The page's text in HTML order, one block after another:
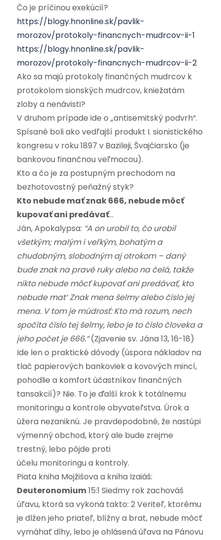
Čo je príčinou exekúcií?
https://blogy.hnonline.sk/pavlik-
morozov/protokoly-financnych-mudrcov-ii-1
https://blogy.hnonline.sk/pavlik-
morozov/protokoly-financnych-mudrcov-ii-2
Ako sa majú protokoly finančných mudrcov k
protokolom sionských mudrcov, kniežatám
zloby a nenávisti?
V druhom prípade ide o „antisemitský podvrh“.
Spísané boli ako vedľajší produkt I. sionistického
kongresu v roku 1897 v Bazileji, Švajčiarsko (je
bankovou finančnou veľmocou).
Kto a čo je za postupným prechodom na
bezhotovostný peňažný styk?
Kto nebude mať znak 666, nebude môcť
kupovať ani predávať…
Ján, Apokalypsa: “A on urobil to, čo urobil
všetkým; malým i veľkým, bohatým a
chudobným, slobodným aj otrokom – daný
bude znak na pravé ruky alebo na čelá, takže
nikto nebude môcť kupovať ani predávať, kto
nebude mat‘ Znak mena šelmy alebo číslo jej
mena. V tom je múdrosť: Kto má rozum, nech
spočíta číslo tej šelmy, lebo je to číslo človeka a
jeho počet je 666.“(Zjavenie sv. Jána 13, 16-18)
Ide len o praktické dôvody (úspora nákladov na
tlač papierových bankoviek a kovových mincí,
pohodlie a komfort účastníkov finančných
tansakcií)? Nie. To je ďalší krok k totálnemu
monitoringu a kontrole obyvateľstva. Úrok a
úžera nezaniknú. Je pravdepodobné, že nastúpi
výmenný obchod, ktorý ale bude zrejme
trestný, lebo pôjde proti
účelu monitoringu a kontroly.
Piata kniha Mojžišova a kniha Izaiáš:
Deuteronomium15:1 Siedmy rok zachováš
úľavu, ktorá sa vykoná takto: 2 Veriteľ, ktorému
je dlžen jeho priateľ, blížny a brat, nebude môcť
vymáhať dlhy, lebo je ohlásená úľava na Pánovu